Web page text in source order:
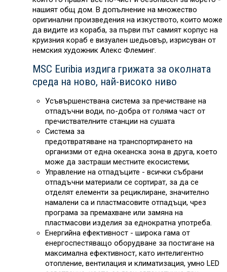
нашият общ дом. В допълнение на множество
оригинални произведения на изкуството, които може
да видите из кораба, за първи път самият корпус на
круизния кораб е визуален шедьовър, изрисуван от
немския художник Алекс Флеминг.
MSC Euribia издига грижата за околната
среда на ново, най-високо ниво
Усъвършенствана система за пречистване на
отпадъчни води, по-добра от голяма част от
пречиствателните станции на сушата
Система за
предотвратяване на транспортирането на
организми от една океанска зона в друга, което
може да застраши местните екосистеми​;
Управление на отпадъците - всички събрани
отпадъчни материали се сортират, за да се
отделят елементи за рециклиране, значително
намалени са и пластмасовите отпадъци, чрез
програма за премахване или замяна на
пластмасови изделия за еднократна употреба.
Енергийна ефективност - широка гама от
енергоспестяващо оборудване за постигане на
максимална ефективност, като интелигентно
отопление, вентилация и климатизация, умно LED